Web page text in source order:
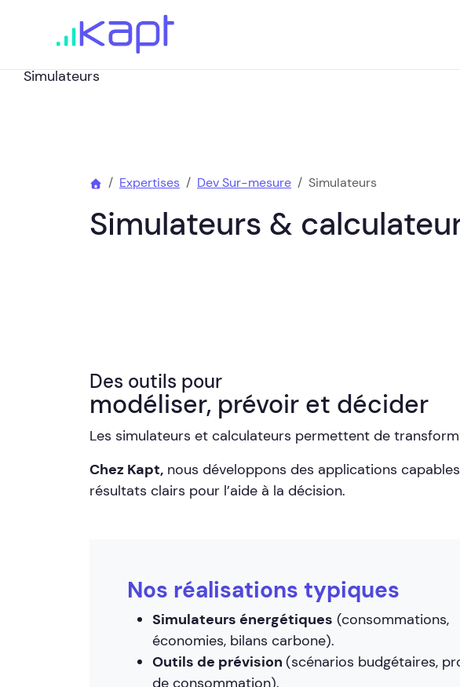
Simulateurs
Expertises Dev Sur-mesure Simulateurs
Simulateurs &
Des outils pour
modéliser, prévoir et décider
Les simulateurs et calculateurs permettent de
Chez Kapt, nous développons des applications
résultats clairs pour l’aide à la décision.
Nos réalisations typiques
Simulateurs énergétiques (consommations,
économies, bilans carbone).
Outils de prévision (scénarios budgétaires,
de consommation).